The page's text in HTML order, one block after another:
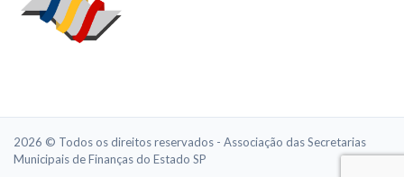
2026 © Todos os direitos reservados - Associação das Secretarias
Municipais de Finanças do Estado SP